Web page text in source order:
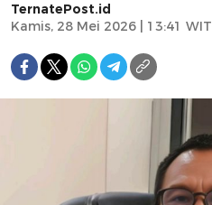
TernatePost.id
Kamis, 28 Mei 2026 | 13:41 WIT